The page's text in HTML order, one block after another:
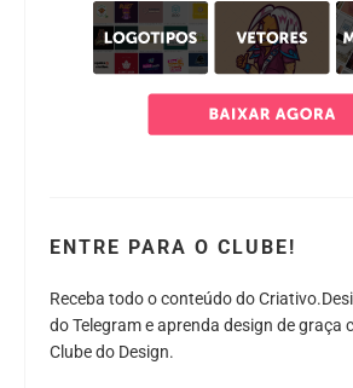
ENTRE PARA O CLUBE!
Receba todo o conteúdo do
do Telegram e aprenda design de graça
Clube do Design.